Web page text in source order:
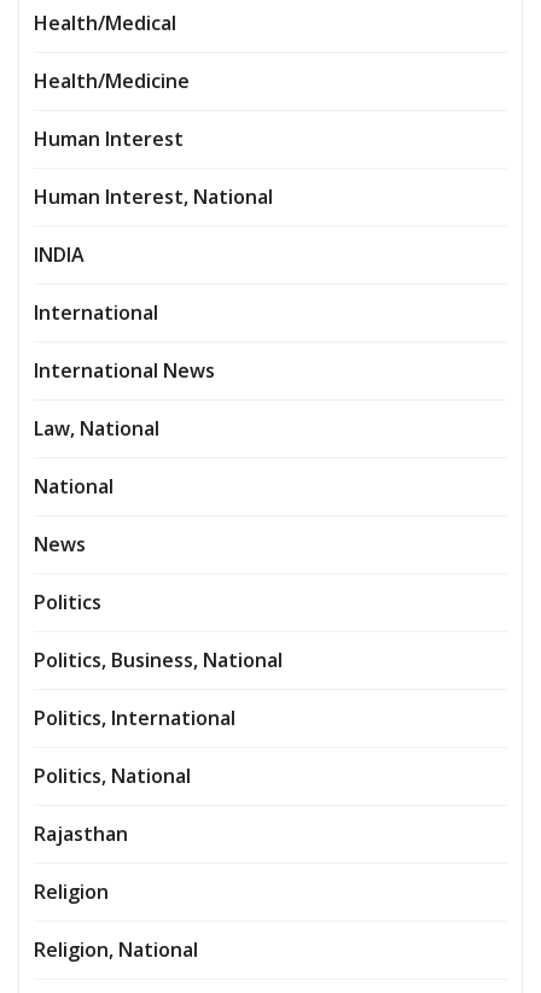
Health/Medical
Health/Medicine
Human Interest
Human Interest, National
INDIA
International
International News
Law, National
National
News
Politics
Politics, Business, National
Politics, International
Politics, National
Rajasthan
Religion
Religion, National